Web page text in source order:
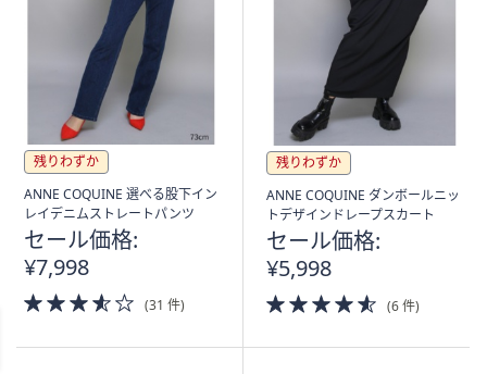
残りわずか
ANNE COQUINE 選べる股下イン
レイデニムストレートパンツ
セール価格:
¥7,998
3.5
of
(31 件)
残りわずか
ANNE COQUINE ダンボールニッ
トデザインドレープスカート
セール価格:
¥5,998
4.5
of
(6 件)